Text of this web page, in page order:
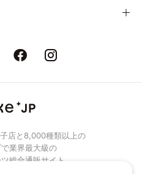
店と8,000種類以上の
業界最大級の
総合通販サイト